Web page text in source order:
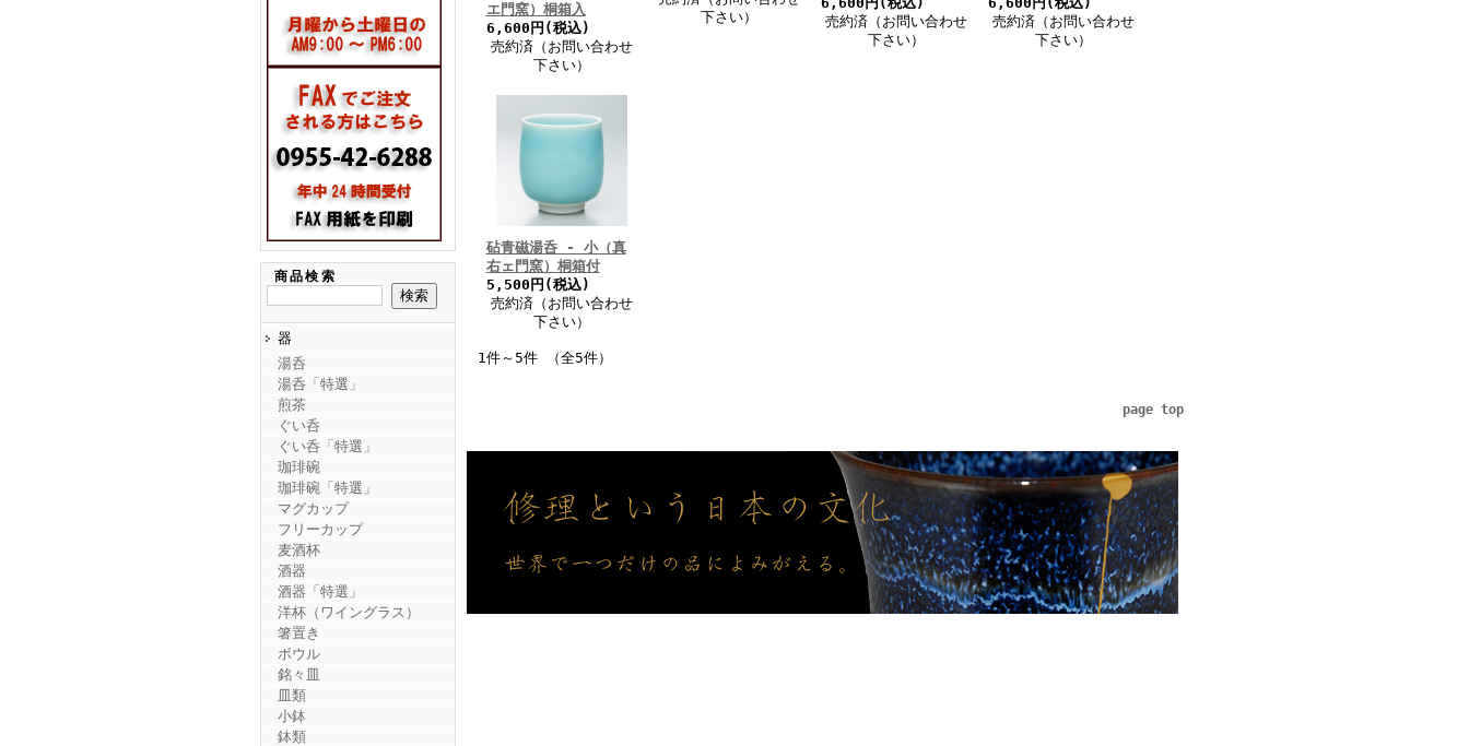
商品検索
器
湯呑
湯呑「特選」
煎茶
ぐい呑
ぐい呑「特選」
珈琲碗
珈琲碗「特選」
マグカップ
フリーカップ
麦酒杯
酒器
酒器「特選」
洋杯（ワイングラス）
箸置き
ボウル
銘々皿
皿類
小鉢
鉢類
エ門窯）桐箱入
6,600円(税込)
売約済（お問い合わせ
下さい）
下さい）
売約済（お問い合わせ
下さい）
売約済（お問い合わせ
下さい）
砧青磁湯呑 - 小（真
右ェ門窯）桐箱付
5,500円(税込)
売約済（お問い合わせ
下さい）
1件～5件 （全5件）
page top